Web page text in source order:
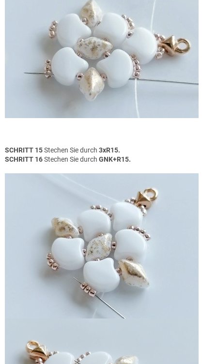
SCHRITT 15Stechen Sie durch 3xR15.
SCHRITT 16Stechen Sie durch GNK+R15.